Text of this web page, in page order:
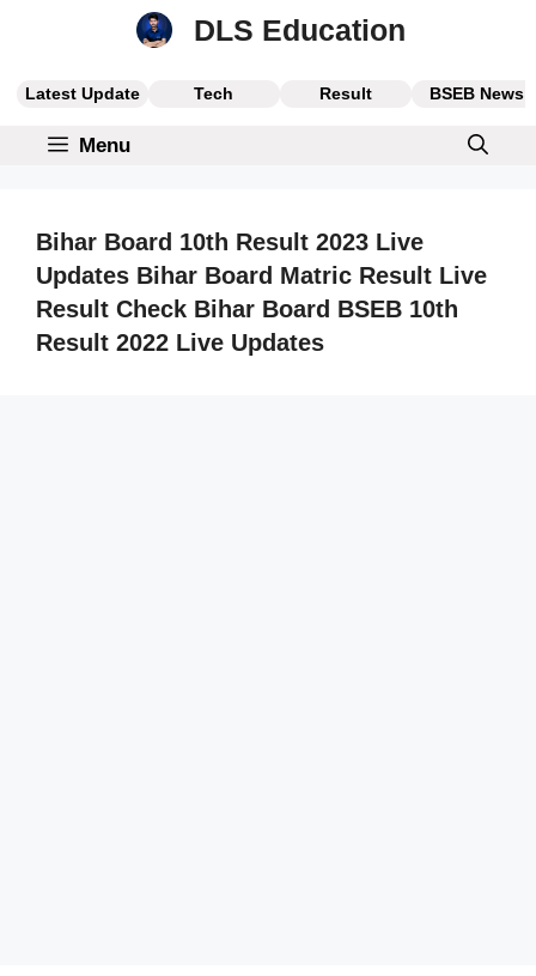
DLS Education
Latest Update Tech Result BSEB News
Menu
Bihar Board 10th Result 2023 Live
Updates Bihar Board Matric Result Live
Result Check Bihar Board BSEB 10th
Result 2022 Live Updates